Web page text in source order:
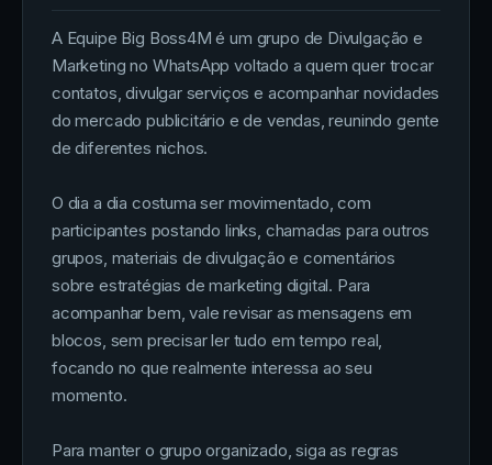
A Equipe Big Boss4M é um grupo de Divulgação e
Marketing no WhatsApp voltado a quem quer trocar
contatos, divulgar serviços e acompanhar novidades
do mercado publicitário e de vendas, reunindo gente
de diferentes nichos.
O dia a dia costuma ser movimentado, com
participantes postando links, chamadas para outros
grupos, materiais de divulgação e comentários
sobre estratégias de marketing digital. Para
acompanhar bem, vale revisar as mensagens em
blocos, sem precisar ler tudo em tempo real,
focando no que realmente interessa ao seu
momento.
Para manter o grupo organizado, siga as regras